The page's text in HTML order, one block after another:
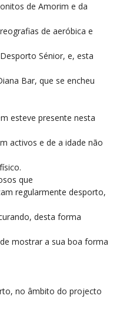
de Amorim e da
de aeróbica e
Sénior, e, esta
Bar, que se encheu
esteve presente nesta
activos e de a idade não
que
regularmente desporto,
desta forma
mostrar a sua boa forma
no âmbito do projecto